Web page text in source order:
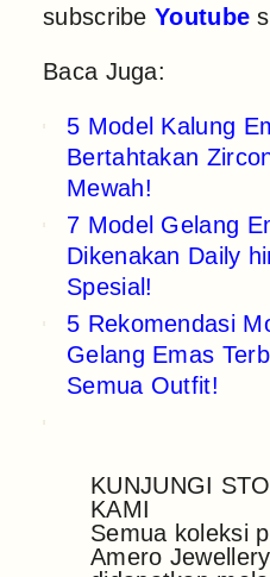
subscribeYoutube
Baca Juga:
5 Model Kalung
Bertahtakan
Mewah!
7 Model Gelang
Dikenakan Daily
Spesial!
5 Rekomendasi
Gelang Emas
Semua Outfit!
KUNJUNGI
KAMI
Semua koleksi
Amero